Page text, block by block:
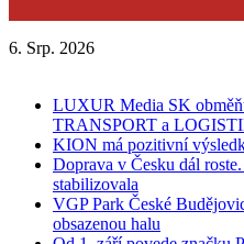
6. Srp. 2026
LUXUR Media SK
TRANSPORT a
KION má pozitivní
Doprava v Česku dál
stabilizovala
VGP Park České
obsazenou halu